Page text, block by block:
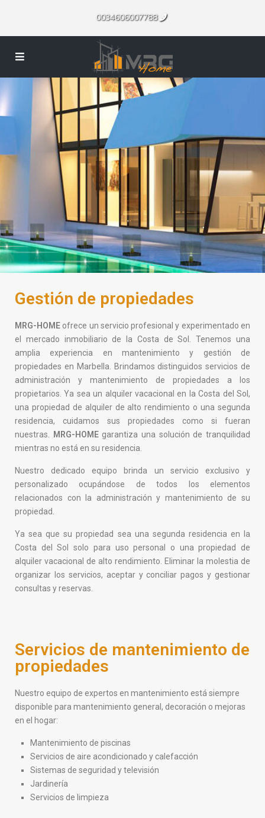
0034606007788
Gestión de propiedades
MRG-HOME ofrece un servicio profesional y experimentado en
el mercado inmobiliario de la Costa de Sol. Tenemos una
amplia experiencia en mantenimiento y gestión de
propiedades en Marbella. Brindamos distinguidos servicios de
administración y mantenimiento de propiedades a los
propietarios. Ya sea un alquiler vacacional en la Costa del Sol,
una propiedad de alquiler de alto rendimiento o una segunda
residencia, cuidamos sus propiedades como si fueran
nuestras.
MRG-HOMEgarantiza una solución de tranquilidad
mientras no está en su residencia.
Nuestro dedicado equipo brinda un servicio exclusivo y
personalizado ocupándose de todos los elementos
relacionados con la administración y mantenimiento de su
propiedad.
Ya sea que su propiedad sea una segunda residencia en la
Costa del Sol solo para uso personal o una propiedad de
alquiler vacacional de alto rendimiento. Eliminar la molestia de
organizar los servicios, aceptar y conciliar pagos y gestionar
consultas y reservas.
Servicios de mantenimiento de
propiedades
Nuestro equipo de expertos en mantenimiento está siempre
disponible para mantenimiento general, decoración o mejoras
en el hogar:
Mantenimiento de piscinas
Servicios de aire acondicionado y calefacción
Sistemas de seguridad y televisión
Jardinería
Servicios de limpieza